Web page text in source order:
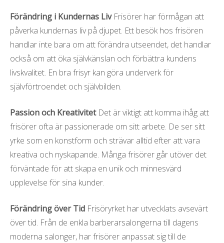
Förändring i Kundernas LivFrisörer har förmågan att
påverka kundernas liv på djupet. Ett besök hos frisören
handlar inte bara om att förändra utseendet, det handlar
också om att öka självkänslan och förbättra kundens
livskvalitet. En bra frisyr kan göra underverk för
självförtroendet och självbilden.
Passion och KreativitetDet är viktigt att komma ihåg att
frisörer ofta är passionerade om sitt arbete. De ser sitt
yrke som en konstform och strävar alltid efter att vara
kreativa och nyskapande. Många frisörer går utöver det
förväntade för att skapa en unik och minnesvärd
upplevelse för sina kunder.
Förändring över Tid Frisöryrket har utvecklats avsevärt
över tid. Från de enkla barberarsalongerna till dagens
moderna salonger, har frisörer anpassat sig till de